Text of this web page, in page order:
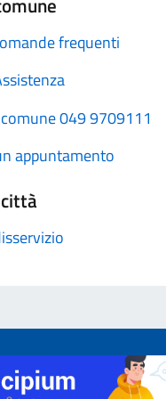
frequenti
049 9709111
appuntamento